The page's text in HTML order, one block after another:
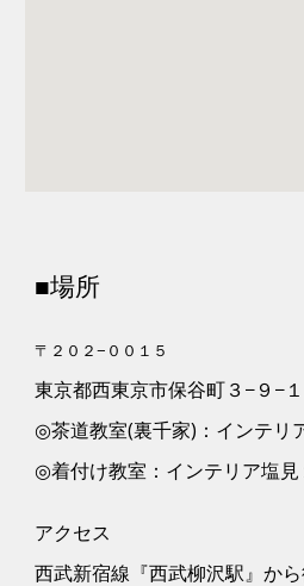
■場所
〒２０２−００１５
東京都西東京市保谷町３−９−１
◎茶道教室(裏千家)：インテリ
◎着付け教室：インテリア塩
アクセス
西武新宿線『西武柳沢駅』か